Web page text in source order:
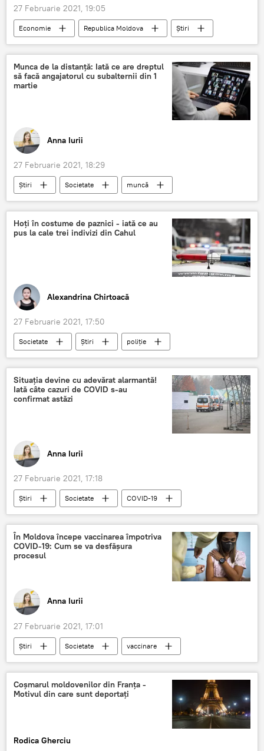
27 Februarie 2021, 19:05
Economie Republica Moldova
Știri
Podcasturi
Podcasturi
CFM
salarii restante
Restructurare
Munca de la distanță: Iată ce are dreptul
să facă angajatorul cu subalternii din 1
martie
Anna Iurii
27 Februarie 2021, 18:29
Știri Societate
muncă
distanță
lucru la distanță angajator
Hoți în costume de paznici - iată ce au
pus la cale trei indivizi din Cahul
Alexandrina Chirtoacă
27 Februarie 2021, 17:50
Societate Știri
poliție
Cahul
furt paznici mașini
Situația devine cu adevărat alarmantă!
Iată câte cazuri de COVID s-au
confirmat astăzi
Anna Iurii
27 Februarie 2021, 17:18
Știri Societate
COVID-19
moldova
cazuri
În Moldova începe vaccinarea împotriva
COVID-19: Cum se va desfășura
procesul
Anna Iurii
27 Februarie 2021, 17:01
Știri Societate
vaccinare
Moldova
Ministerul Sănătăţii
Coșmarul moldovenilor din Franța -
Motivul din care sunt deportați
Rodica Gherciu